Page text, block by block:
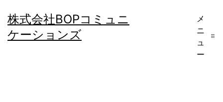
ン
テ
株式会社BOPコミュニ
ケーションズ
メ
ニ
ュ
ー